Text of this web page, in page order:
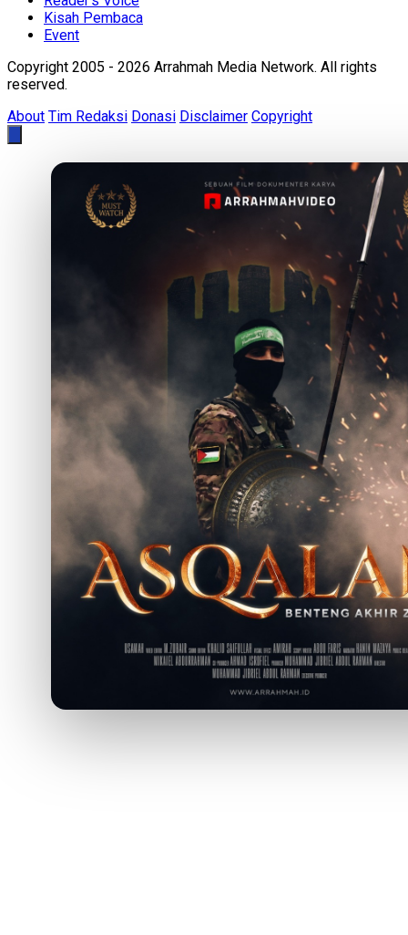
Kisah Pembaca
Event
Copyright 2005 - 2026 Arrahmah Media Network. All rights
reserved.
About Tim Redaksi Donasi Disclaimer Copyright